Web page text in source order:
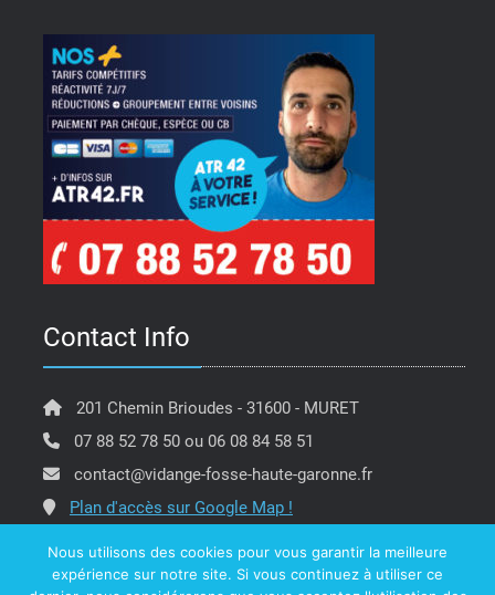
Contact Info
201 Chemin Brioudes - 31600 - MURET
07 88 52 78 50 ou 06 08 84 58 51
contact@vidange-fosse-haute-garonne.fr
Plan d'accès sur Google Map !
Nous utilisons des cookies pour vous garantir la meilleure
expérience sur notre site. Si vous continuez à utiliser ce